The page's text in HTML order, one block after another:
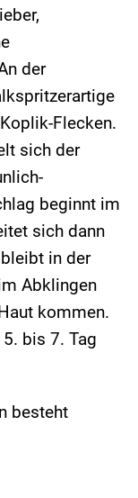
der
Flecken.
sich der
beginnt im
sich dann
in der
Abklingen
kommen.
bis 7. Tag
besteht